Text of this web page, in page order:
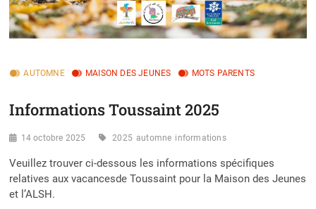
AUTOMNE MAISON DES JEUNES MOTS PARENTS
Informations Toussaint 2025
14 octobre 2025 2025 automne informations
Veuillez trouver ci-dessous les informations spécifiques
relatives aux vacancesde Toussaint pour la Maison des Jeunes
et l’ALSH.